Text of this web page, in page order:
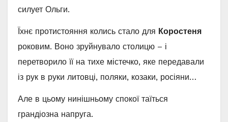
силует Ольги.
Їхнє протистояння колись стало для Коростеня
роковим. Воно зруйнувало столицю – і
перетворило її на тихе містечко, яке передавали
із рук в руки литовці, поляки, козаки, росіяни…
Але в цьому нинішньому спокої таїться
грандіозна напруга.